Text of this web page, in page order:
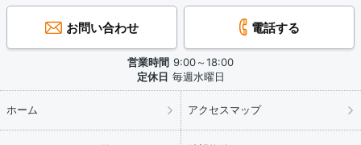
お問い合わせ 電話する
営業時間 9:00～18:00
定休日 毎週水曜日
ホーム アクセスマップ